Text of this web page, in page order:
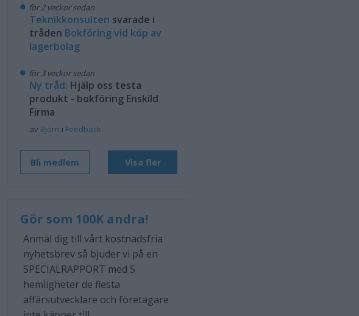
för 2 veckor sedan
Teknikkonsulten svarade i
tråden Bokföring vid köp av
lagerbolag
för 3 veckor sedan
Ny tråd: Hjälp oss testa
produkt - bokföring Enskild
Firma
av Björn i Feedback
Bli medlem Visa fler
Gör som 100K andra!
Anmäl dig till vårt kostnadsfria
nyhetsbrev så bjuder vi på en
SPECIALRAPPORT med 5
hemligheter de flesta
affärsutvecklare och företagare